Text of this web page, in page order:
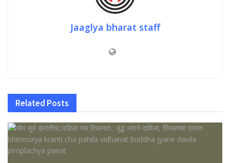
Jaaglya bharat staff
Related Posts